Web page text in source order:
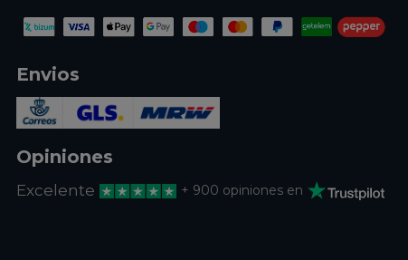
Envios
Opiniones
Excelente + 900 opiniones en